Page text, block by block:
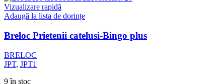
Vizualizare rapidă
Adaugă la lista de dorințe
Breloc Prietenii catelusi-Bingo plus
BRELOC
JPT, JPT1
9 în stoc